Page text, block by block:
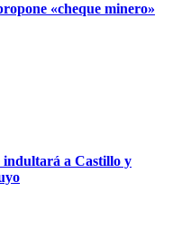
«cheque minero»
indultará a Castillo y